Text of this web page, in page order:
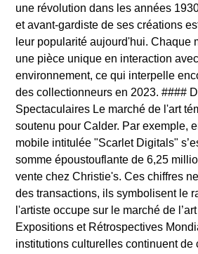
une révolution dans les années
et avant-gardiste de ses créations
leur popularité aujourd'hui. Chaque
une pièce unique en interaction
environnement, ce qui interpelle
des collectionneurs en 2023. ####
Spectaculaires Le marché de l'art
soutenu pour Calder. Par exemple,
mobile intitulée "Scarlet Digitals"
somme époustouflante de 6,25
vente chez Christie's. Ces chiffres
des transactions, ils symbolisent le
l'artiste occupe sur le marché de
Expositions et Rétrospectives
institutions culturelles continuent de